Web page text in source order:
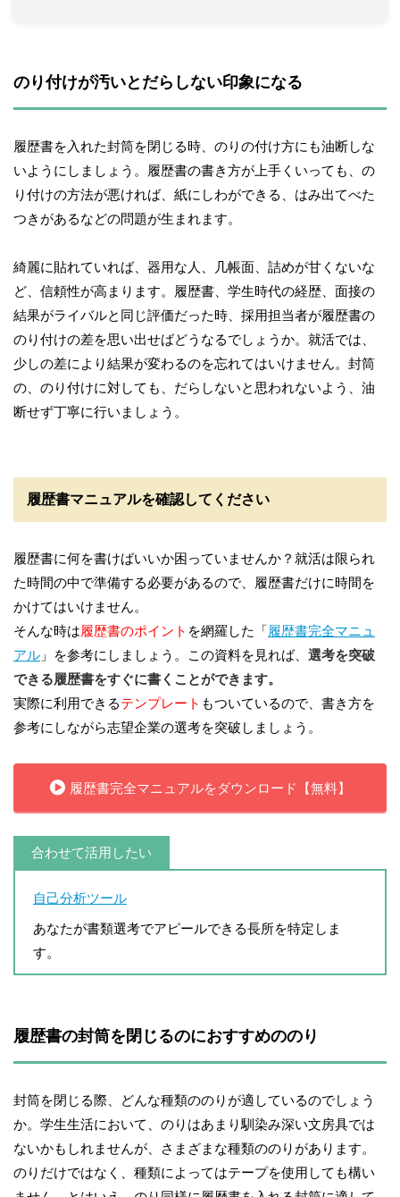
のり付けが汚いとだらしない印象になる
履歴書を入れた封筒を閉じる時、のりの付け方にも油断しな
いようにしましょう。履歴書の書き方が上手くいっても、の
り付けの方法が悪ければ、紙にしわができる、はみ出てべた
つきがあるなどの問題が生まれます。
綺麗に貼れていれば、器用な人、几帳面、詰めが甘くないな
ど、信頼性が高まります。履歴書、学生時代の経歴、面接の
結果がライバルと同じ評価だった時、採用担当者が履歴書の
のり付けの差を思い出せばどうなるでしょうか。就活では、
少しの差により結果が変わるのを忘れてはいけません。封筒
の、のり付けに対しても、だらしないと思われないよう、油
断せず丁寧に行いましょう。
履歴書マニュアルを確認してください
履歴書に何を書けばいいか困っていませんか？ 就活は限られ
た時間の中で準備する必要があるので、履歴書だけに時間を
かけてはいけません。
そんな時は履歴書のポイント を網羅した「履歴書完全マニュ
アル 」を参考にしましょう。この資料を見れば、 選考を突破
できる履歴書をすぐに書くことができます。
実際に利用できるテンプレート もついているので、書き方を
参考にしながら志望企業の選考を突破しましょう。
履歴書完全マニュアルをダウンロード【無料】
合わせて活用したい
自己分析ツール
あなたが書類選考でアピールできる長所を特定しま
す。
履歴書の封筒を閉じるのにおすすめののり
封筒を閉じる際、どんな種類ののりが適しているのでしょう
か。学生生活において、のりはあまり馴染み深い文房具では
ないかもしれませんが、さまざまな種類ののりがあります。
のりだけではなく、種類によってはテープを使用しても構い